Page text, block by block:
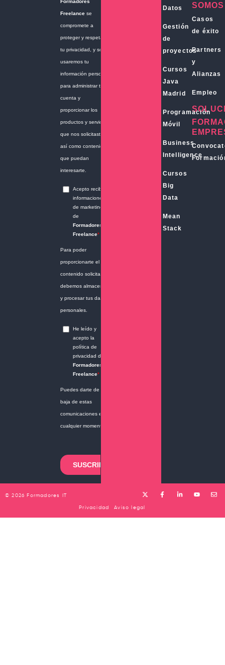
Datos
Gestión
de
proyectos
Cursos
Java
Madrid
Programación
Móvil
Business
Intelligence
Cursos
Big
Data
Mean
Stack
SOMOS
Casos
de éxito
Partners
y
Alianzas
Empleo
© 2026 Formadores IT
Privacidad Aviso legal